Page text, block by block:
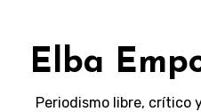
Elba
Periodismo libre, crítico